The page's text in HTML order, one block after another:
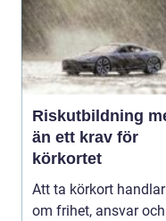
Riskutbildning mer
än ett krav för
körkortet
Att ta körkort handlar
om frihet, ansvar och